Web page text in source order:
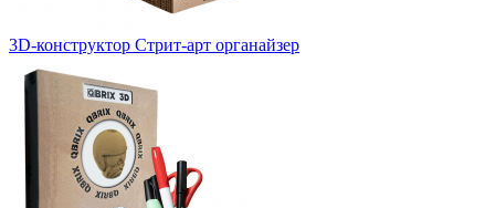
3D-конструктор Стрит-арт органайзер